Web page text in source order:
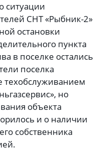
ситуации
СНТ «Рыбник-2»
остановки
пункта
в поселке остались
поселка
техобслуживанием
но
объекта
и о наличии
собственника